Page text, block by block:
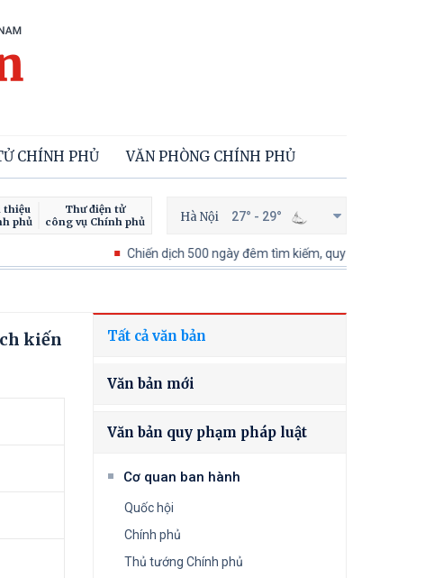
CHÍNH PHỦ VĂN PHÒNG CHÍNH PHỦ
thiệu
phủ
Thư điện tử
công vụ Chính phủ
Hà Nội 27° - 29°
Chiến dịch 500 ngày đêm tìm kiếm, quy tập và xác định
kiến
Tất cả văn bản
Văn bản mới
Văn bản quy phạm pháp luật
Cơ quan ban hành
Quốc hội
Chính phủ
Thủ tướng Chính phủ